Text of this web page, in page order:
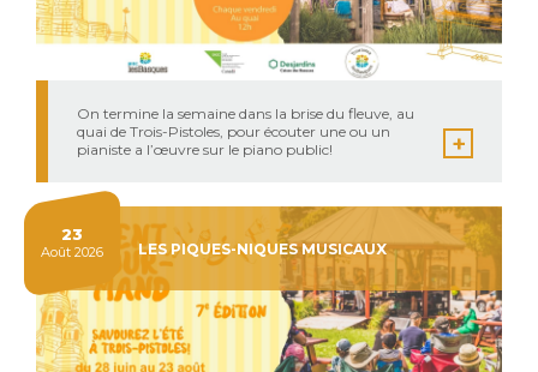
On termine la semaine dans la brise du fleuve, au
quai de Trois-Pistoles, pour écouter une ou un
pianiste a l’œuvre sur le piano public!
LES PIQUES-NIQUES MUSICAUX
23
Août 2026